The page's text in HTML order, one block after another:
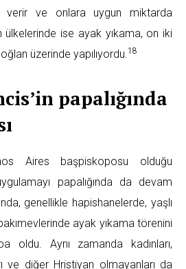
verir ve onlara uygun miktarda
ise ayak yıkama, on iki
üzerinde yapılıyordu.18
papalığında
Aires başpiskoposu olduğu
papalığında da devam
genellikle hapishanelerde, yaşlı
ayak yıkama törenini
oldu. Aynı zamanda kadınları,
ve diğer Hristiyan olmayanları da